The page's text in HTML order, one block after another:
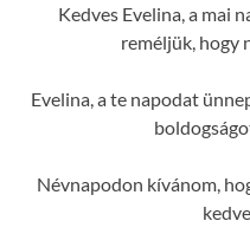
Kedves Evelina, a mai
reméljük, hogy
Evelina, a te napodat
Névnapodon kívánom,